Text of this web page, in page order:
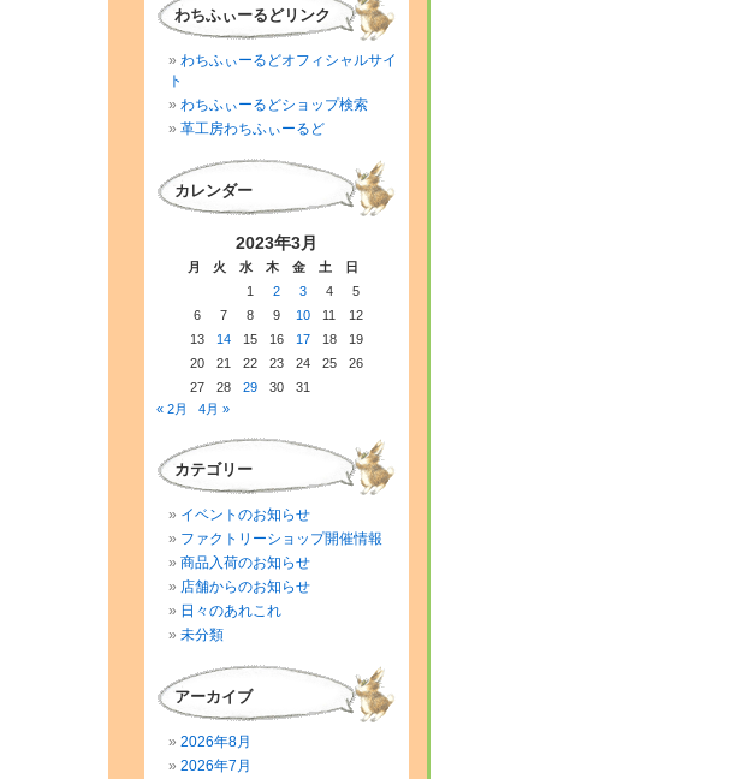
わちふぃーるどリンク
わちふぃーるどオフィシャルサイ
ト
わちふぃーるどショップ検索
革工房わちふぃーるど
カレンダー
2023年3月
月 火 水 木 金 土
日
1
2 3 4
5
6
7 8 9 10 11
12
13
14 15 16 17 18
19
20
21 22 23 24 25
26
27
28 29 30
31
« 2月
4月 »
カテゴリー
イベントのお知らせ
ファクトリーショップ開催情報
商品入荷のお知らせ
店舗からのお知らせ
日々のあれこれ
未分類
アーカイブ
2026年8月
2026年7月